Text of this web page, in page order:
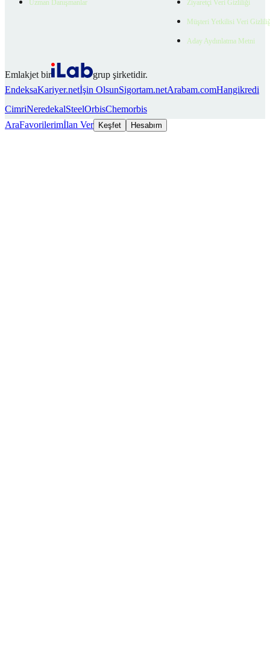
Uzman Danışmanlar Ziyaretçi Veri Gizliliği
Müşteri Yetkilisi Veri
Aday Aydınlatma Metni
Emlakjet bir
grup şirketidir.
EndeksaKariyer.netİşin OlsunSigortam.netArabam.comHangikredi
CimriNeredekalSteelOrbisChemorbis
AraFavorilerimİlan Ver Keşfet Hesabım